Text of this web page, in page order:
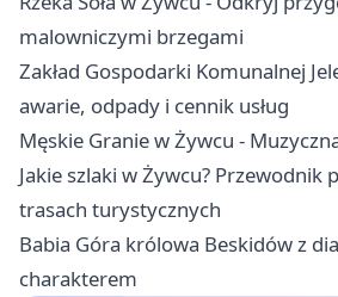
malowniczymi brzegami
Zakład Gospodarki Komunalnej
awarie, odpady i cennik usług
Męskie Granie w Żywcu -
Jakie szlaki w Żywcu? Przewodnik
trasach turystycznych
Babia Góra królowa Beskidów z
charakterem